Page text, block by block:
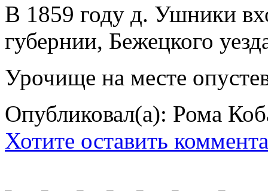
В 1859 году д. Ушники
губернии, Бежецкого
Урочище на месте
Опубликовал(а): Рома
Хотите оставить